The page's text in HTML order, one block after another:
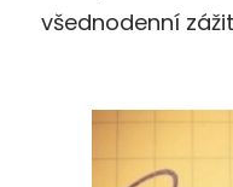
všednodenní